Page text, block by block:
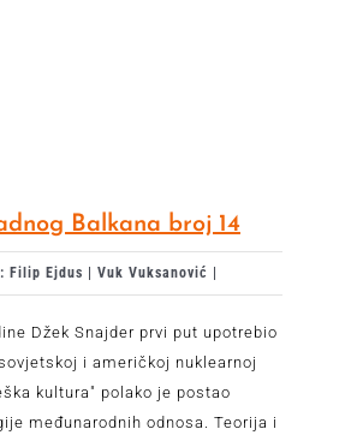
Balkana broj 14
Filip Ejdus | Vuk Vuksanović |
Džek Snajder prvi put upotrebio
i američkoj nuklearnoj
kultura" polako je postao
međunarodnih odnosa. Teorija i